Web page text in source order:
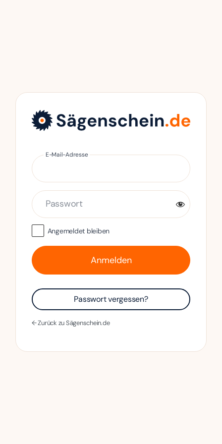
E-Mail-Adresse
Passwort
Angemeldet bleiben
Passwort vergessen?
← Zurück zu Sägenschein.de